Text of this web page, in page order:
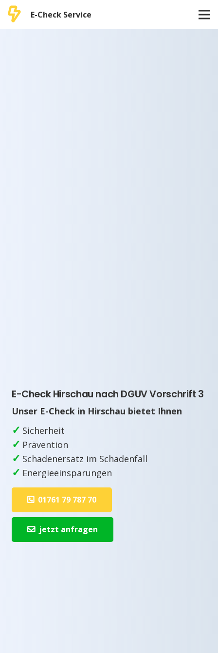
E-Check Service
E-Check Hirschau nach DGUV Vorschrift 3
Unser E-Check in Hirschau bietet Ihnen
✓ Sicherheit
✓ Prävention
✓ Schadenersatz im Schadenfall
✓ Energieeinsparungen
01761 79 787 70
jetzt anfragen